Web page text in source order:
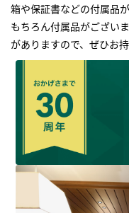
箱や保証書などの付属品
もちろん付属品がござい
がありますので、ぜひお